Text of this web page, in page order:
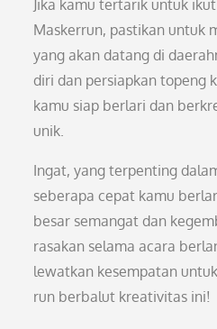
Jika kamu tertarik untuk
Maskerrun, pastikan untuk
yang akan datang di
diri dan persiapkan topeng
kamu siap berlari dan
unik.
Ingat, yang terpenting
seberapa cepat kamu
besar semangat dan
rasakan selama acara
lewatkan kesempatan
run berbalut kreativitas ini!